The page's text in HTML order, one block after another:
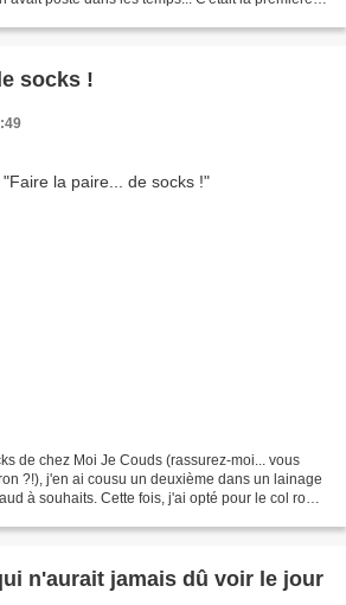
socks !
de chez Moi Je Couds (rassurez-moi... vous
?!), j'en ai cousu un deuxième dans un lainage
à souhaits. Cette fois, j'ai opté pour le col roulé
n'aurait jamais dû voir le jour